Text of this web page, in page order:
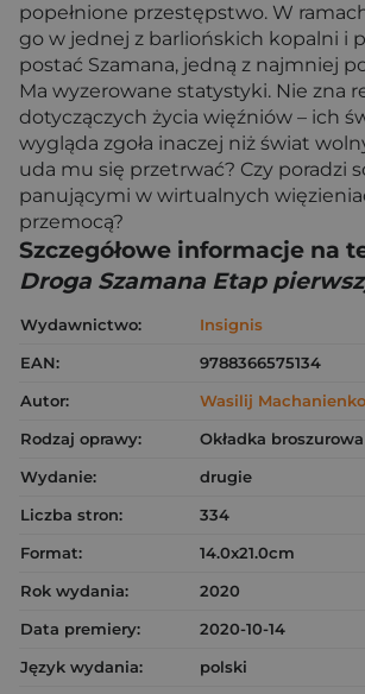
popełnione przestępstwo. W
go w jednej z barliońskich kopalni i
postać Szamana, jedną z najmniej
Ma wyzerowane statystyki. Nie zna
dotyczączych życia więźniów – ich
wygląda zgoła inaczej niż świat
uda mu się przetrwać? Czy poradzi
panującymi w wirtualnych
przemocą?
Szczegółowe informacje na
Droga Szamana Etap
Wydawnictwo:
Insignis
EAN:
9788366575134
Autor:
Wasilij Machanienko
Rodzaj oprawy:
Okładka
Wydanie:
drugie
Liczba stron:
334
Format:
14.0x21.0cm
Rok wydania:
2020
Data premiery:
2020-10-14
Język wydania:
polski